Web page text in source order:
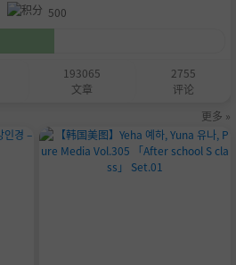
500
193065
文章
2755
评论
更多 »